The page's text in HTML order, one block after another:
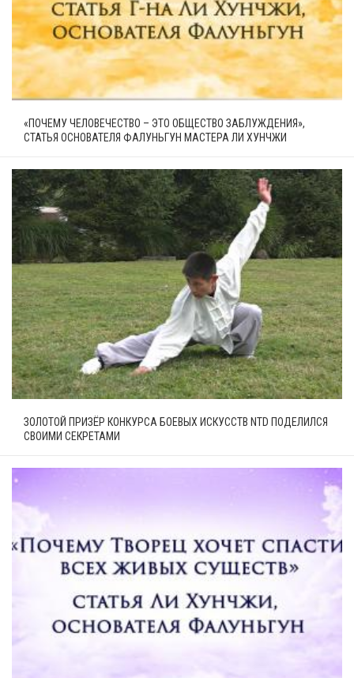
«ПОЧЕМУ ЧЕЛОВЕЧЕСТВО – ЭТО ОБЩЕСТВО ЗАБЛУЖДЕНИЯ»,
СТАТЬЯ ОСНОВАТЕЛЯ ФАЛУНЬГУН МАСТЕРА ЛИ ХУНЧЖИ
ЗОЛОТОЙ ПРИЗЁР КОНКУРСА БОЕВЫХ ИСКУССТВ NTD ПОДЕЛИЛСЯ
СВОИМИ СЕКРЕТАМИ